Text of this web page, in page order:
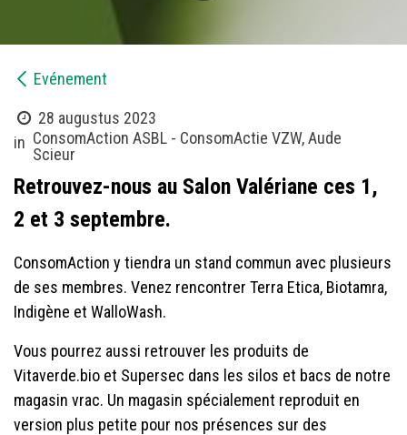
​Evénement
28 augustus 2023
in ConsomAction ASBL - ConsomActie VZW, Aude
Scieur
Retrouvez-nous au Salon Valériane ces 1,
2 et 3 septembre.
ConsomAction y tiendra un stand commun avec plusieurs
de ses membres. Venez rencontrer Terra Etica, Biotamra,
Indigène et WalloWash.
Vous pourrez aussi retrouver les produits de
Vitaverde.bio et Supersec dans les silos et bacs de notre
magasin vrac. Un magasin spécialement reproduit en
version plus petite pour nos présences sur des